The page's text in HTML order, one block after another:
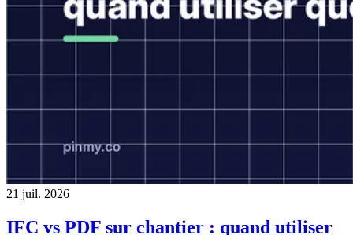
21 juil. 2026
IFC vs PDF sur chantier : quand utiliser